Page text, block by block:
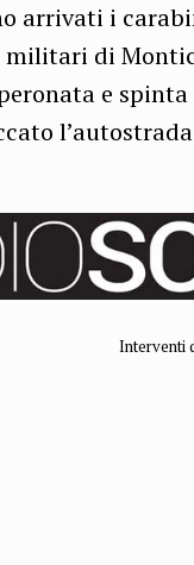
arrivati i
di
e
Interventi